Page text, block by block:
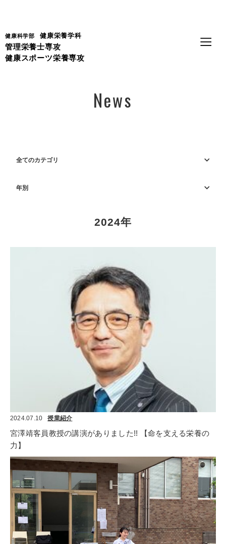
健康科学部 健康栄養学科
管理栄養士専攻
健康スポーツ栄養専攻
News
全てのカテゴリ
年別
2024年
2024.07.10 授業紹介
宮澤靖客員教授の講演がありました!! 【命を支える栄養の
力】